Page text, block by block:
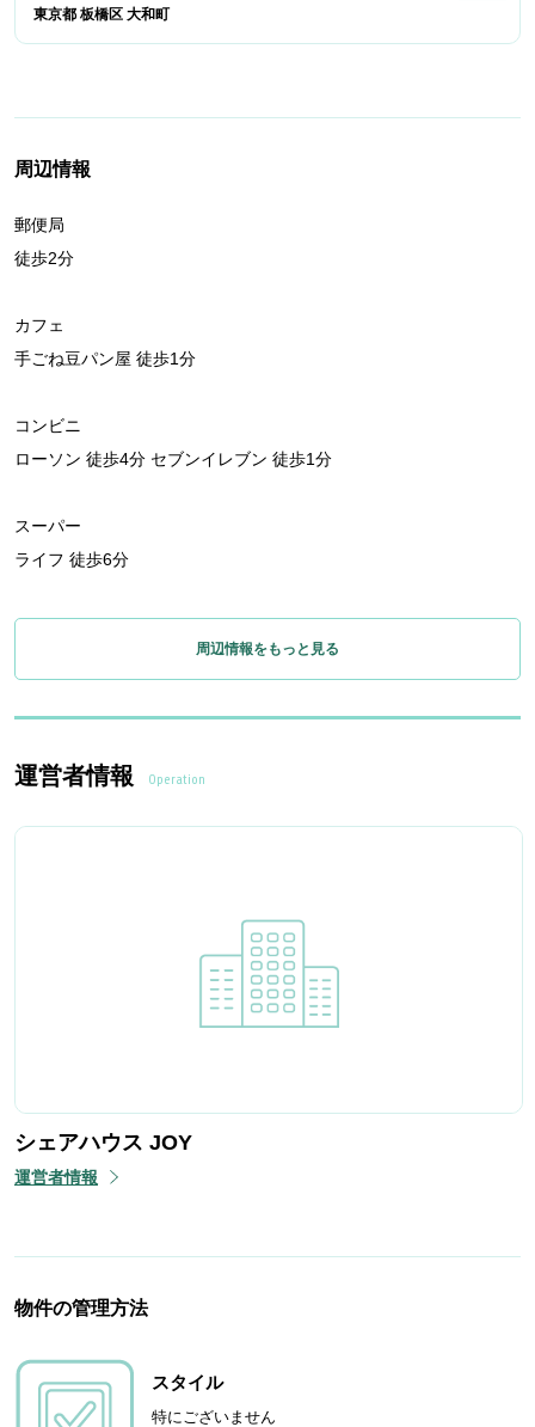
東京都 板橋区 大和町
周辺情報
郵便局
徒歩2分
カフェ
手ごね豆パン屋 徒歩1分
コンビニ
ローソン 徒歩4分 セブンイレブン 徒歩1分
スーパー
ライフ 徒歩6分
周辺情報をもっと見る
運営者情報 Operation
シェアハウス JOY
運営者情報
物件の管理方法
スタイル
特にございません